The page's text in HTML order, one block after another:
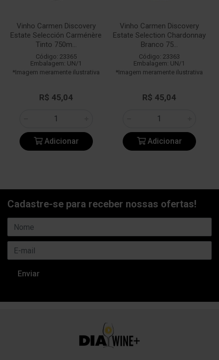
Vinho Carmen Discovery
Estate Selección Carménère
Tinto 750m...
Código: 23365
Embalagem: UN/1
*Imagem meramente ilustrativa
R$ 45,04
Adicionar
Vinho Carmen Discovery
Estate Selection Chardonnay
Branco 75...
Código: 23363
Embalagem: UN/1
*Imagem meramente ilustrativa
R$ 45,04
Adicionar
Cadastre-se para receber nossas ofertas!